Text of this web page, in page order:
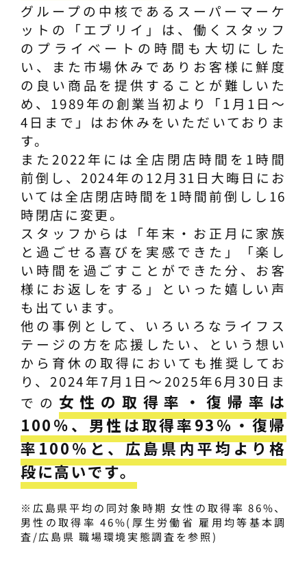
グループの中核であるスーパーマーケ
ットの「エブリイ」は、働くスタッフ
のプライベートの時間も大切にした
い、また市場休みでありお客様に鮮度
の良い商品を提供することが難しいた
め、1989年の創業当初より「1月1日～
4日まで」はお休みをいただいておりま
す。
また2022年には全店閉店時間を1時間
前倒し、2024年の12月31日大晦日にお
いては全店閉店時間を1時間前倒しし16
時閉店に変更。
スタッフからは「年末・お正月に家族
と過ごせる喜びを実感できた」「楽し
い時間を過ごすことができた分、お客
様にお返しをする」といった嬉しい声
も出ています。
他の事例として、いろいろなライフス
テージの方を応援したい、という想い
から育休の取得においても推奨してお
り、2024年7月1日～2025年6月30日ま
での 女性の取得率・復帰率は
100％、男性は取得率93％・復帰
率100％と、広島県内平均より格
段に高いです。
※広島県平均の同対象時期 女性の取得率 86%、
男性の取得率 46%(厚生労働省 雇用均等基本調
査/広島県 職場環境実態調査を参照)